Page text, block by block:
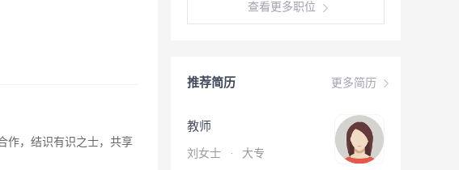
作，结识有识之士，共享
查看更多职位
更多简历
推荐简历
教师
刘女士 · 大专